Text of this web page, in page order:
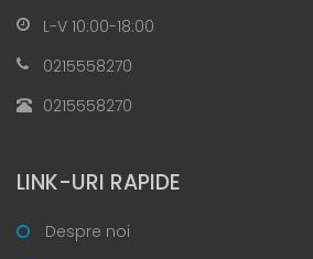
L-V 10:00-18:00
0215558270
0215558270
LINK-URI RAPIDE
Despre noi